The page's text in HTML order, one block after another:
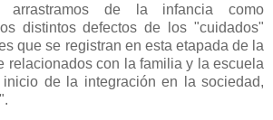
arrastramos de la infancia como
distintos defectos de los "cuidados"
que se registran en esta etapada de la
relacionados con la familia y la escuela
de la integración en la sociedad,